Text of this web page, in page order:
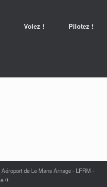
Volez ! Pilotez !
de Le Mans Arnage - LFRM -
✈